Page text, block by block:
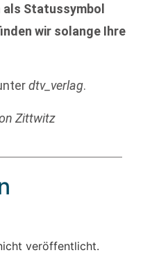
als Statussymbol
wir solange Ihre
dtv_verlag.
Zittwitz
veröffentlicht.